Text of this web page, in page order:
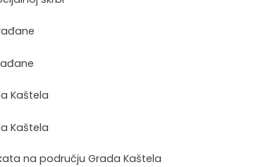
Kaštela
Kaštela
na području Grada Kaštela